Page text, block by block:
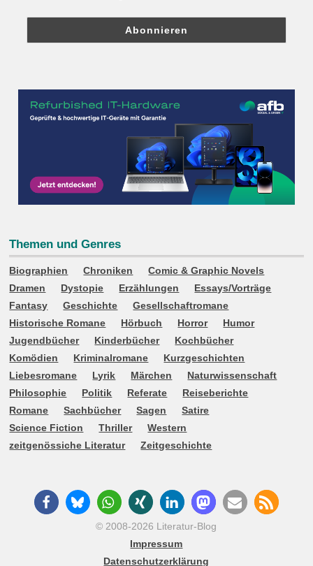
Themen und Genres
Biographien Chroniken
Comic & Graphic Novels
Dramen
Dystopie Erzählungen
Essays/Vorträge
Fantasy
Geschichte
Gesellschaftromane
Historische Romane
Hörbuch Horror
Humor
Jugendbücher
Kinderbücher
Kochbücher
Komödien
Kriminalromane
Kurzgeschichten
Liebesromane
Lyrik Märchen
Naturwissenschaft
Philosophie
Politik Referate
Reiseberichte
Romane
Sachbücher Sagen
Satire
Science Fiction
Thriller
Western
zeitgenössiche Literatur
Zeitgeschichte
© 2008-2026 Literatur-Blog
Impressum
Datenschutzerklärung